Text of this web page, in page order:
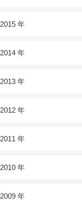
2015 年
2014 年
2013 年
2012 年
2011 年
2010 年
2009 年